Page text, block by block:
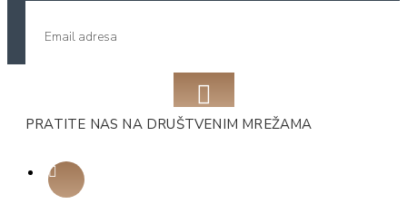
PRATITE NAS NA DRUŠTVENIM MREŽAMA